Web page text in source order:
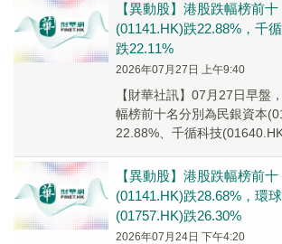
【異動股】港股跌幅榜前
(01141.HK)跌22.88%，千
跌22.11%
2026年07月27日 上午9:40
【財華社訊】07月27日早盤
幅榜前十名分別為民銀資本
22.88%、千循科技
【異動股】港股跌幅榜前
(01141.HK)跌28.68%，環
(01757.HK)跌26.30%
2026年07月24日 下午4:20